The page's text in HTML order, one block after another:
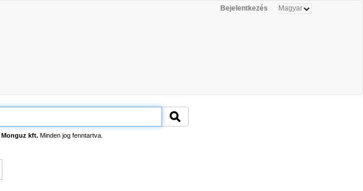
Bejelentkezés
Monguz kft. Minden jog fenntartva.